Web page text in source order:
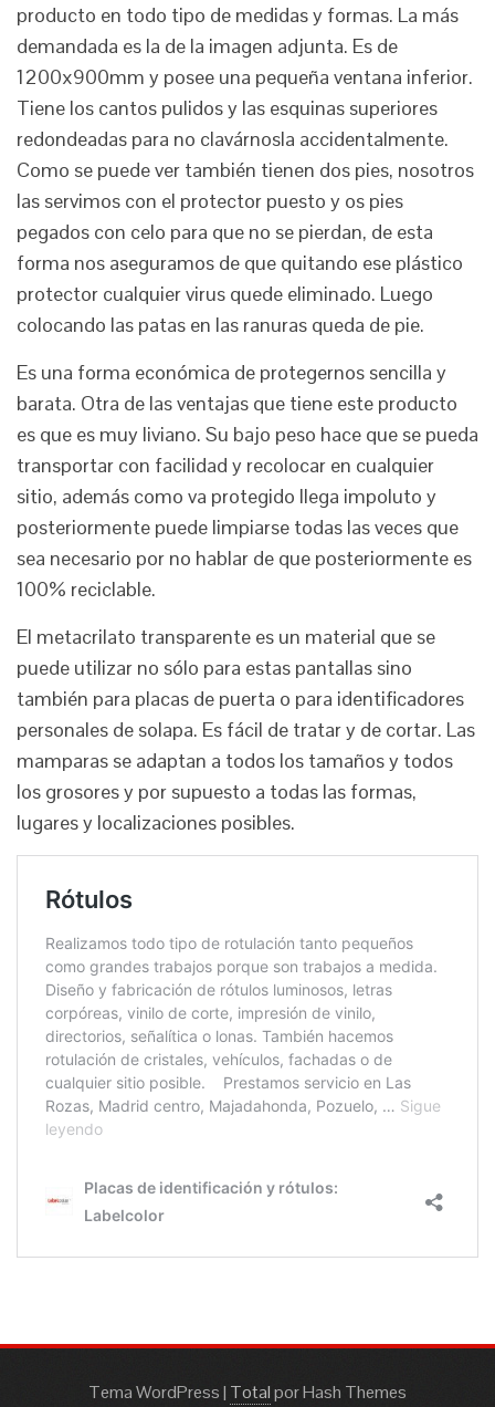
producto en todo tipo de medidas y formas. La más
demandada es la de la imagen adjunta. Es de
1200x900mm y posee una pequeña ventana inferior.
Tiene los cantos pulidos y las esquinas superiores
redondeadas para no clavárnosla accidentalmente.
Como se puede ver también tienen dos pies, nosotros
las servimos con el protector puesto y os pies
pegados con celo para que no se pierdan, de esta
forma nos aseguramos de que quitando ese plástico
protector cualquier virus quede eliminado. Luego
colocando las patas en las ranuras queda de pie.
Es una forma económica de protegernos sencilla y
barata. Otra de las ventajas que tiene este producto
es que es muy liviano. Su bajo peso hace que se pueda
transportar con facilidad y recolocar en cualquier
sitio, además como va protegido llega impoluto y
posteriormente puede limpiarse todas las veces que
sea necesario por no hablar de que posteriormente es
100% reciclable.
El metacrilato transparente es un material que se
puede utilizar no sólo para estas pantallas sino
también para placas de puerta o para identificadores
personales de solapa. Es fácil de tratar y de cortar. Las
mamparas se adaptan a todos los tamaños y todos
los grosores y por supuesto a todas las formas,
lugares y localizaciones posibles.
Tema WordPress| Totalpor Hash Themes